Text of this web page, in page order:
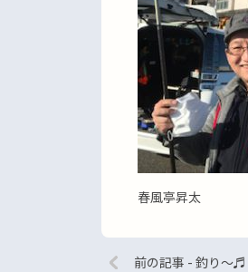
春風亭昇太
前の記事 - 釣り〜♬